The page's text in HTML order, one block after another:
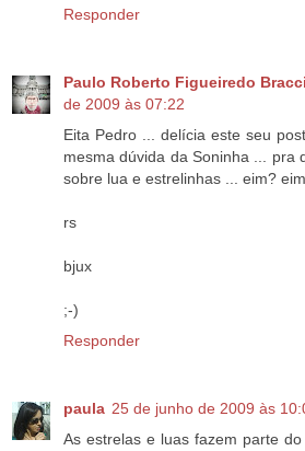
Responder
Paulo Roberto Figueiredo
de 2009 às 07:22
Eita Pedro ... delícia este seu
mesma dúvida da Soninha ... pra
sobre lua e estrelinhas ... eim?
rs
bjux
;-)
Responder
paula 25 de junho de 2009 às
As estrelas e luas fazem parte